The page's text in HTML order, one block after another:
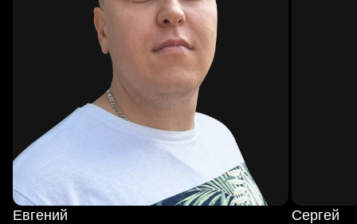
Евгений Сергей